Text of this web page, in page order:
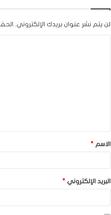
لن يتم نشر عنوان بريدك الإلكتروني.
ق
*
الاسم *
البريد الإلكتروني *